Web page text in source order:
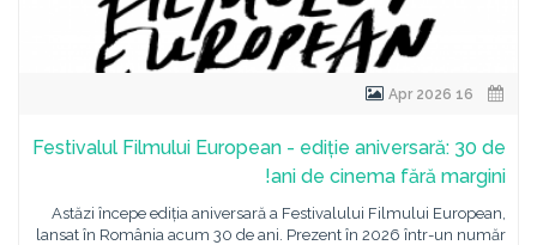
Festivalul Filmului European - ediție aniversară: 30 de
ani de cinema fără margini!
Astăzi începe ediția aniversară a Festivalului Filmului European,
lansat în România acum 30 de ani. Prezent în 2026 într-un număr